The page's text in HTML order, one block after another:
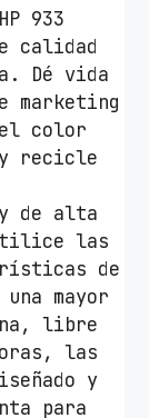
933
calidad
Dé vida
marketing
color
recicle
de alta
las
de
mayor
libre
las
y
para